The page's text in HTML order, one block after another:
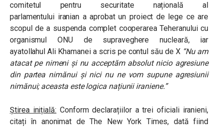
comitetul pentru securitate națională al
parlamentului iranian a aprobat un proiect de lege ce are
scopul de a suspenda complet cooperarea Teheranului cu
organismul ONU de supraveghere nucleară, iar
ayatollahul Ali Khamanei a scris pe contul său de X “Nu am
atacat pe nimeni și nu acceptăm absolut nicio agresiune
din partea nimănui și nici nu ne vom supune agresiunii
nimănui; aceasta este logica națiunii iraniene.”
Știrea inițială: Conform declarațiilor a trei oficiali iranieni,
citați în anonimat de The New York Times, dată fiind